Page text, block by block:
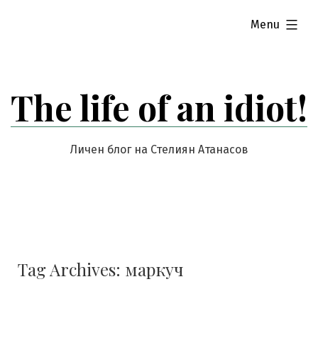
The life of an idiot!
Личен блог на Стелиян Атанасов
Menu
expanded
Tag Archives: маркуч